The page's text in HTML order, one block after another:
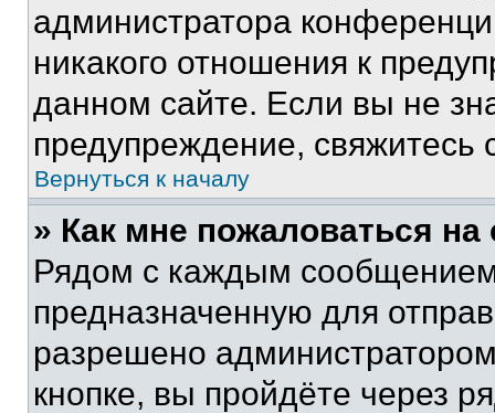
администратора
никакого отношения к
данном сайте. Если вы не
предупреждение,
Вернуться к началу
» Как мне пожаловаться
Рядом с каждым сообщением
предназначенную для
разрешено
кнопке, вы пройдёте через